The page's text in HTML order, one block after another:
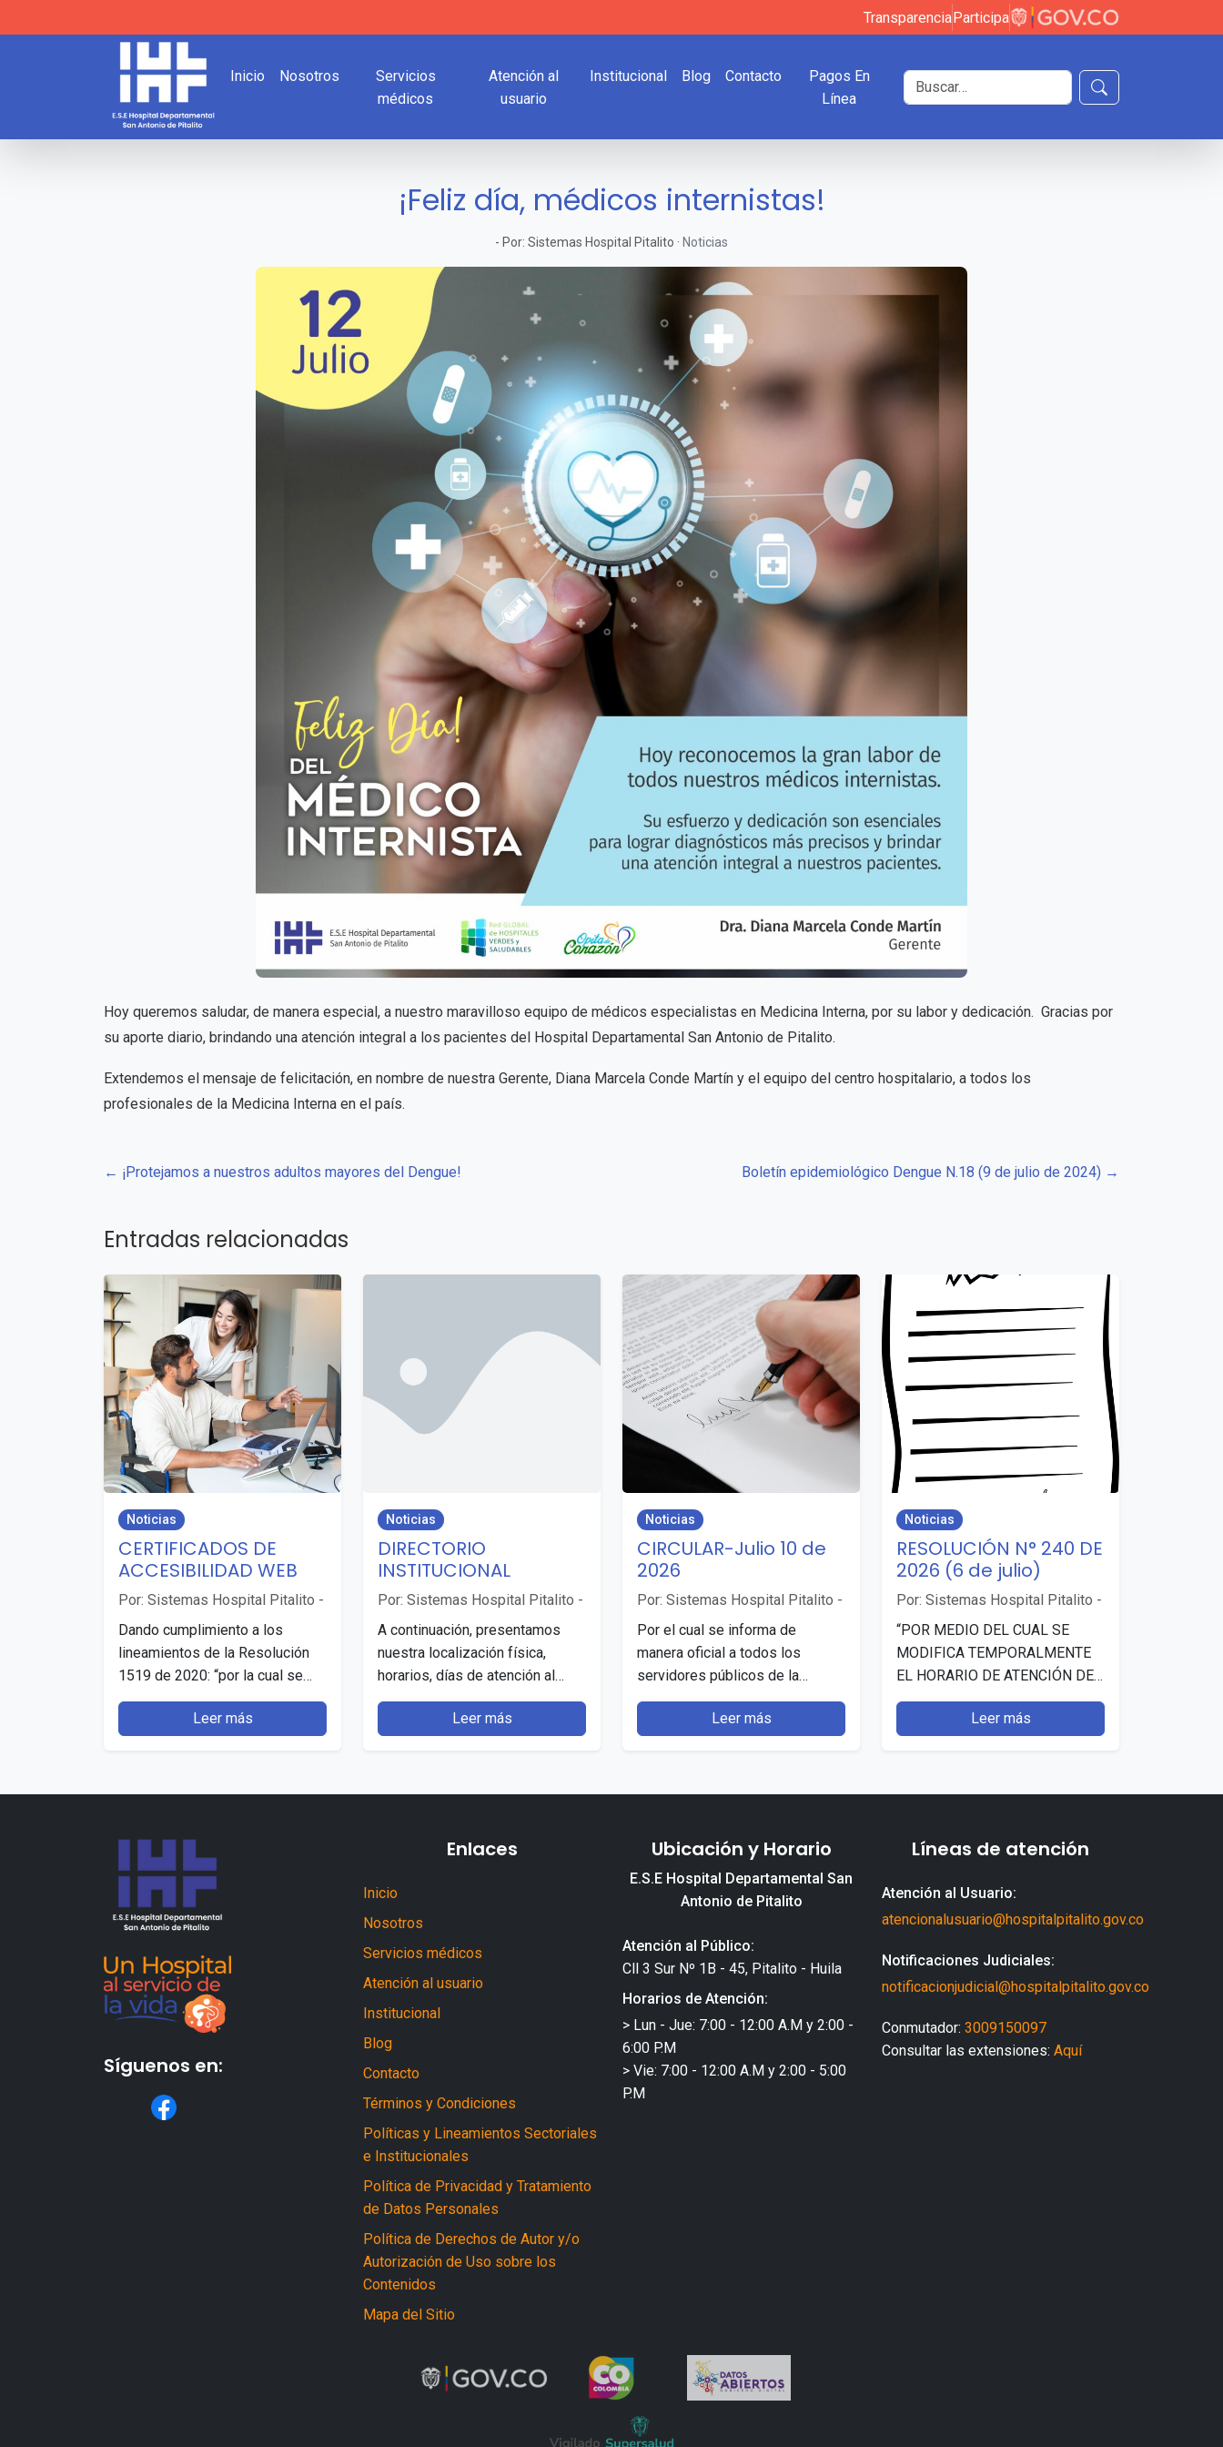
TransparenciaParticipa
Inicio Nosotros
Servicios
médicos
Atención al
usuario
Institucional Blog Contacto
Pagos En
Línea
Buscar en el sitio
Buscar
¡Feliz día, médicos internistas!
- Por: Sistemas Hospital Pitalito · Noticias
Hoy queremos saludar, de manera especial, a nuestro maravilloso equipo de médicos especialistas en Medicina Interna, por su labor y dedicación. Gracias por
su aporte diario, brindando una atención integral a los pacientes del Hospital Departamental San Antonio de Pitalito.
Extendemos el mensaje de felicitación, en nombre de nuestra Gerente, Diana Marcela Conde Martín y el equipo del centro hospitalario, a todos los
profesionales de la Medicina Interna en el país.
← ¡Protejamos a nuestros adultos mayores del Dengue! Boletín epidemiológico Dengue N.18 (9 de julio de 2024) →
Entradas relacionadas
Noticias
CERTIFICADOS DE
ACCESIBILIDAD WEB
Por: Sistemas Hospital Pitalito -
Dando cumplimiento a los
lineamientos de la Resolución
1519 de 2020: “por la cual se
definen los estándares y
directrices para publicar la
Leer más
Noticias
DIRECTORIO
INSTITUCIONAL
Por: Sistemas Hospital Pitalito -
A continuación, presentamos
nuestra localización física,
horarios, días de atención al
público y la forma como nos
pueden contactar. SEDE
Leer más
Noticias
CIRCULAR-Julio 10 de
2026
Por: Sistemas Hospital Pitalito -
Por el cual se informa de
manera oficial a todos los
servidores públicos de la
institución que, en cumplimiento
de la Ley 2578 del…
Leer más
Noticias
RESOLUCIÓN N° 240 DE
2026 (6 de julio)
Por: Sistemas Hospital Pitalito -
“POR MEDIO DEL CUAL SE
MODIFICA TEMPORALMENTE
EL HORARIO DE ATENCIÓN DE
LA E.S.E. HOSPITAL
DEPARTAMENTAL SAN
Leer más
Síguenos en:
Enlaces
Inicio
Nosotros
Servicios médicos
Atención al usuario
Institucional
Blog
Contacto
Términos y Condiciones
Políticas y Lineamientos Sectoriales
e Institucionales
Política de Privacidad y Tratamiento
de Datos Personales
Política de Derechos de Autor y/o
Autorización de Uso sobre los
Contenidos
Mapa del Sitio
Ubicación y Horario
E.S.E Hospital Departamental San
Antonio de Pitalito
Atención al Público:
Cll 3 Sur Nº 1B - 45, Pitalito - Huila
Horarios de Atención:
> Lun - Jue: 7:00 - 12:00 A.M y 2:00 -
6:00 P.M
> Vie: 7:00 - 12:00 A.M y 2:00 - 5:00
P.M
Líneas de atención
Atención al Usuario:
atencionalusuario@hospitalpitalito.gov.co
Notificaciones Judiciales:
notificacionjudicial@hospitalpitalito.gov.co
Conmutador: 3009150097
Consultar las extensiones: Aquí